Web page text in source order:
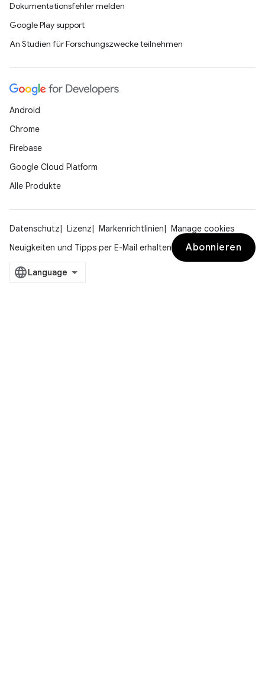
Dokumentationsfehler melden
Google Play support
An Studien für Forschungszwecke teilnehmen
Android
Chrome
Firebase
Google Cloud Platform
Alle Produkte
Datenschutz Lizenz Markenrichtlinien
Manage cookies
Neuigkeiten und Tipps per E-Mail erhalten
Abonnieren